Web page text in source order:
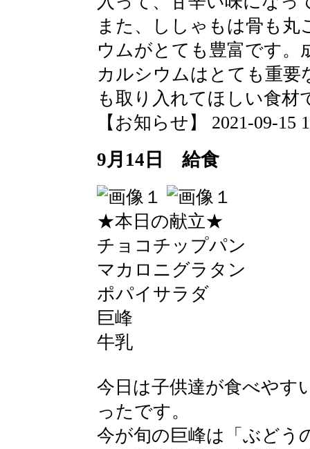
また、ししゃもは骨も
ウムがとても豊富です。
カルシウムはとても重要
も取り入れてほしい食材
【お知らせ】 2021-09-15
9月14日 給食
★本日の献立★
チョコチップパン
マカロニグラタン
ポパイサラダ
巨峰
牛乳
今日は子供達が食べやす
ったです。
今が旬の巨峰は「ぶどう